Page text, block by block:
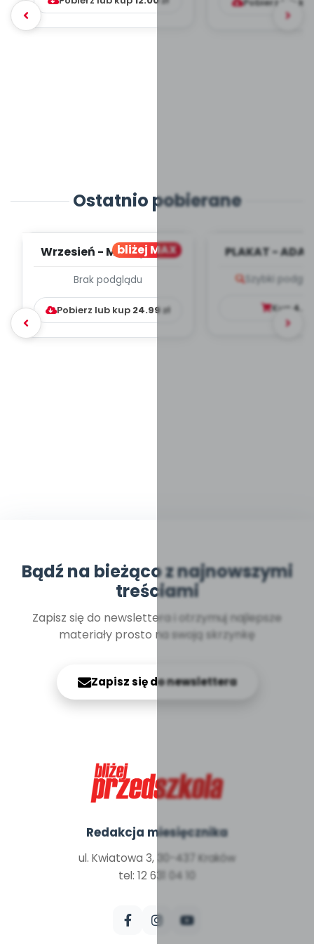
Ostatnio pobierane
bliżej MAX
Wrzesień - MIESIĘCZNY
WYCHOWAWCZO –
DYDAKTYC...
Brak podglądu
Pobierz lub kup 24.99zł
PLAKAT -
Szybki
Kup
Bądź na bieżąco z najnowszymi
treściami
Zapisz się do newslettera i otrzymuj najlepsze
materiały prosto na swoją skrzynkę
Zapisz się do newslettera
Redakcja miesięcznika
ul. Kwiatowa 3, 30-437 Kraków
tel: 12 631 04 10